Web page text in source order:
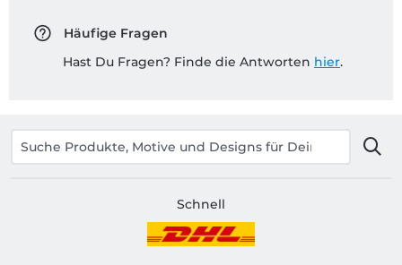
Häufige Fragen
Hast Du Fragen? Finde die Antworten hier.
Schnell